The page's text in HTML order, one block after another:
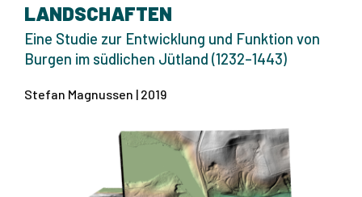
LANDSCHAFTEN
Eine Studie zur Entwicklung und Funktion von
Burgen im südlichen Jütland (1232–1443)
Stefan Magnussen | 2019